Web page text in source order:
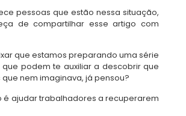
pessoas que estão nessa situação,
de compartilhar esse artigo com
que estamos preparando uma série
podem te auxiliar a descobrir que
nem imaginava, já pensou?
é ajudar trabalhadores a recuperarem